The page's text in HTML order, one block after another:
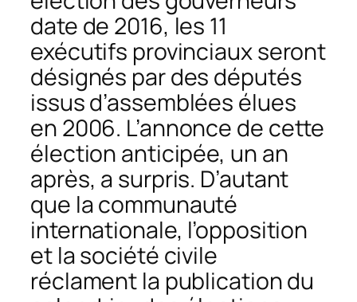
date de 2016, les 11
exécutifs provinciaux seront
désignés par des députés
issus d’assemblées élues
en 2006. L’annonce de cette
élection anticipée, un an
après, a surpris. D’autant
que la communauté
internationale, l’opposition
et la société civile
réclament la publication du